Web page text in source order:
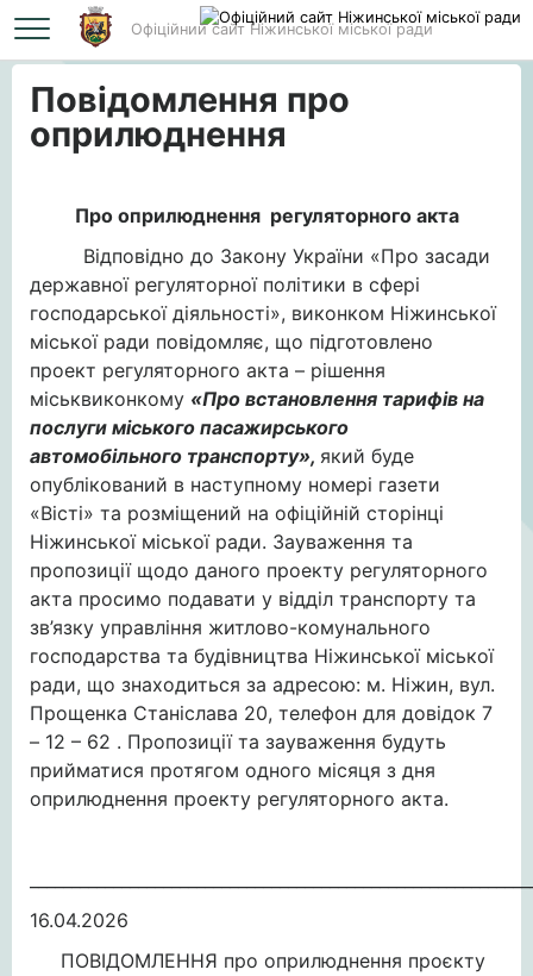
Офіційний сайт Ніжинської міської ради
Головна Повідомлення про оприлюднення
Повідомлення про
оприлюднення
Про оприлюднення регуляторного акта
Відповідно до Закону України «Про засади
державної регуляторної політики в сфері
господарської діяльності», виконком Ніжинської
міської ради повідомляє, що підготовлено
проект регуляторного акта – рішення
міськвиконкому «Про встановлення тарифів на
послуги міського пасажирського
автомобільного транспорту», який буде
опублікований в наступному номері газети
«Вісті» та розміщений на офіційній сторінці
Ніжинської міської ради. Зауваження та
пропозиції щодо даного проекту регуляторного
акта просимо подавати у відділ транспорту та
зв’язку управління житлово-комунального
господарства та будівництва Ніжинської міської
ради, що знаходиться за адресою: м. Ніжин, вул.
Прощенка Станіслава 20, телефон для довідок 7
– 12 – 62 . Пропозиції та зауваження будуть
прийматися протягом одного місяця з дня
оприлюднення проекту регуляторного акта.
16.04.2026
ПОВІДОМЛЕННЯ про оприлюднення проєкту